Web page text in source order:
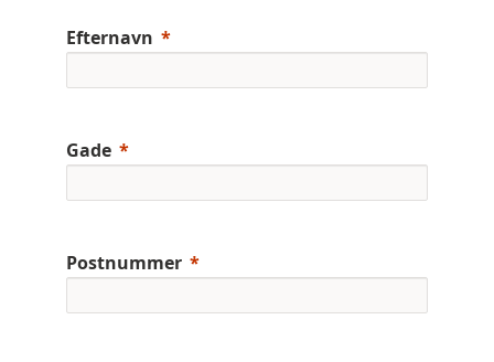
Efternavn
Gade
Postnummer